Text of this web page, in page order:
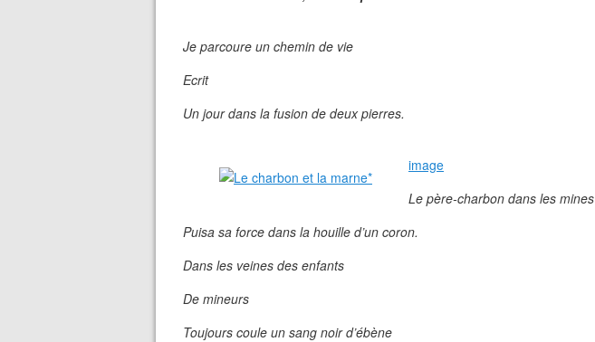
Je parcoure un chemin de vie
Ecrit
Un jour dans la fusion de deux pierres.
image
Le père-charbon dans les mines
Puisa sa force dans la houille d’un coron.
Dans les veines des enfants
De mineurs
Toujours coule un sang noir d’ébène